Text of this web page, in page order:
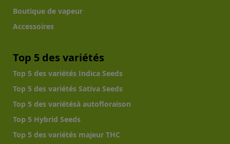
Boutique de vapeur
Accessoires
Top 5 des variétés
Top 5 des variétés Indica Seeds
Top 5 des variétés Sativa Seeds
Top 5 des variétésà autofloraison
Top 5 Hybrid Seeds
Top 5 des variétés majeur THC